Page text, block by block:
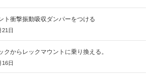
ト衝撃振動吸収ダンパーをつける
21日
クからレックマウントに乗り換える。
16日